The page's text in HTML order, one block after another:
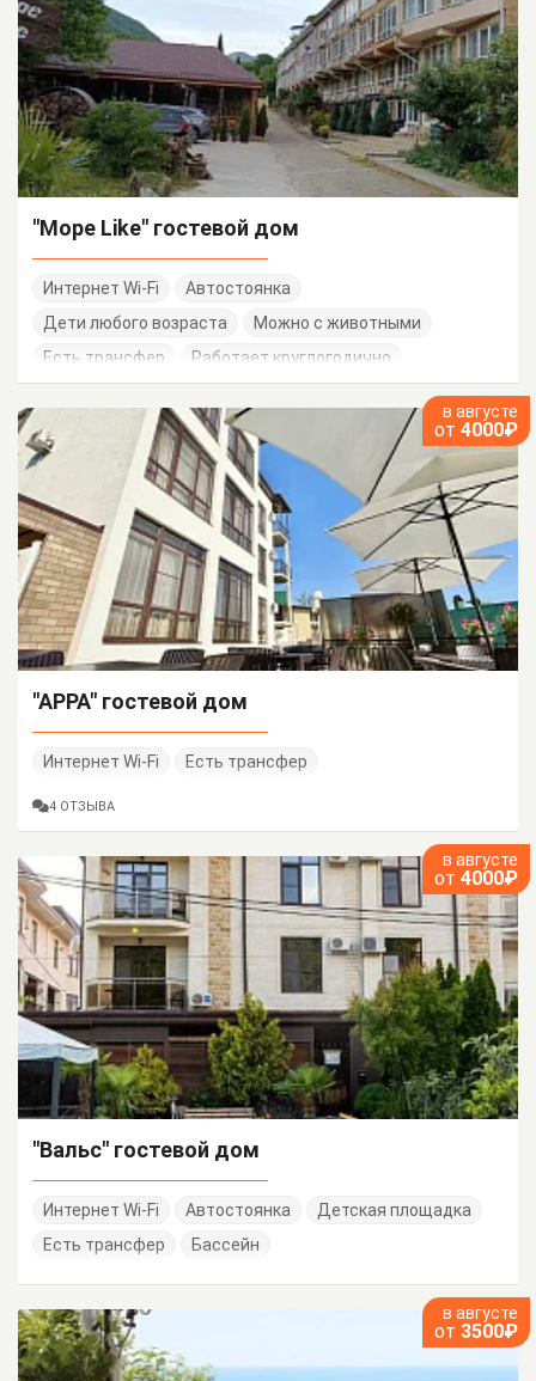
"Море Like" гостевой дом
Интернет Wi-Fi
Автостоянка
Дети любого возраста
Можно с животными
Есть трансфер
Работает круглогодично
в августе
от 4000₽
"АРРА" гостевой дом
Интернет Wi-Fi Есть трансфер
4 ОТЗЫВА
в августе
от 4000₽
"Вальс" гостевой дом
Интернет Wi-Fi Автостоянка
Детская площадка
Есть трансфер
Бассейн
в августе
от 3500₽